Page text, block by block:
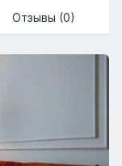
Отзывы (0)